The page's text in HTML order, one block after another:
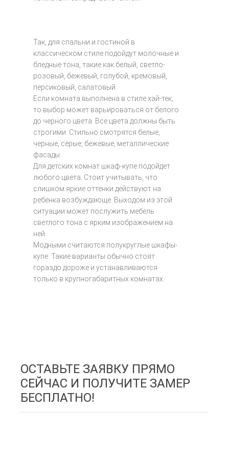
Так, для спальни и гостиной в
классическом стиле подойдут молочные и
бледные тона, такие как белый, светло-
розовый, бежевый, голубой, кремовый,
персиковый, салатовый.
Если комната выполнена в стиле хай-тек,
то выбор может варьироваться от белого
до черного цвета. Все цвета должны быть
строгими. Стильно смотрятся белые,
черные, серые, бежевые, металлические
фасады.
Для детских комнат шкаф-купе подойдет
любого цвета. Стоит учитывать, что
слишком яркие оттенки действуют на
ребенка возбуждающе. Выходом из этой
ситуации может послужить мебель
светлого тона с ярким изображением на
ней.
Модными считаются полукруглые шкафы-
купе. Такие варианты обычно стоят
гораздо дороже и устанавливаются
только в крупногабаритных комнатах.
ОСТАВЬТЕ ЗАЯВКУ ПРЯМО
СЕЙЧАС И ПОЛУЧИТЕ ЗАМЕР
БЕСПЛАТНО!